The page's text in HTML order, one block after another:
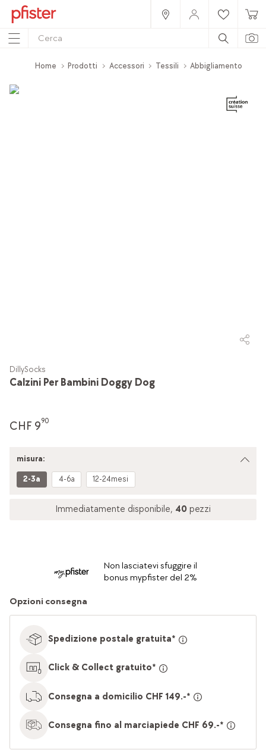
Home Prodotti Accessori Tessili Abbigliamento
Calzini Per Bambini Doggy Dog
DillySocks
CHF 990
misura:
2-3a 4-6a 12-24mesi
Immediatamente disponibile, 40 pezzi
Non lasciatevi sfuggire il
bonus mypfister del 2%
Opzioni consegna
Spedizione postale gratuita*
Click & Collect gratuito*
Consegna a domicilio CHF 149.-*
Consegna fino al marciapiede CHF 69.-*